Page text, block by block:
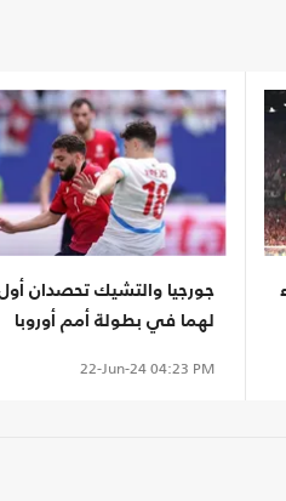
جورجيا والتشيك تحصدان
لهما في بطولة أمم أوروبا
22-Jun-2404:23 PM